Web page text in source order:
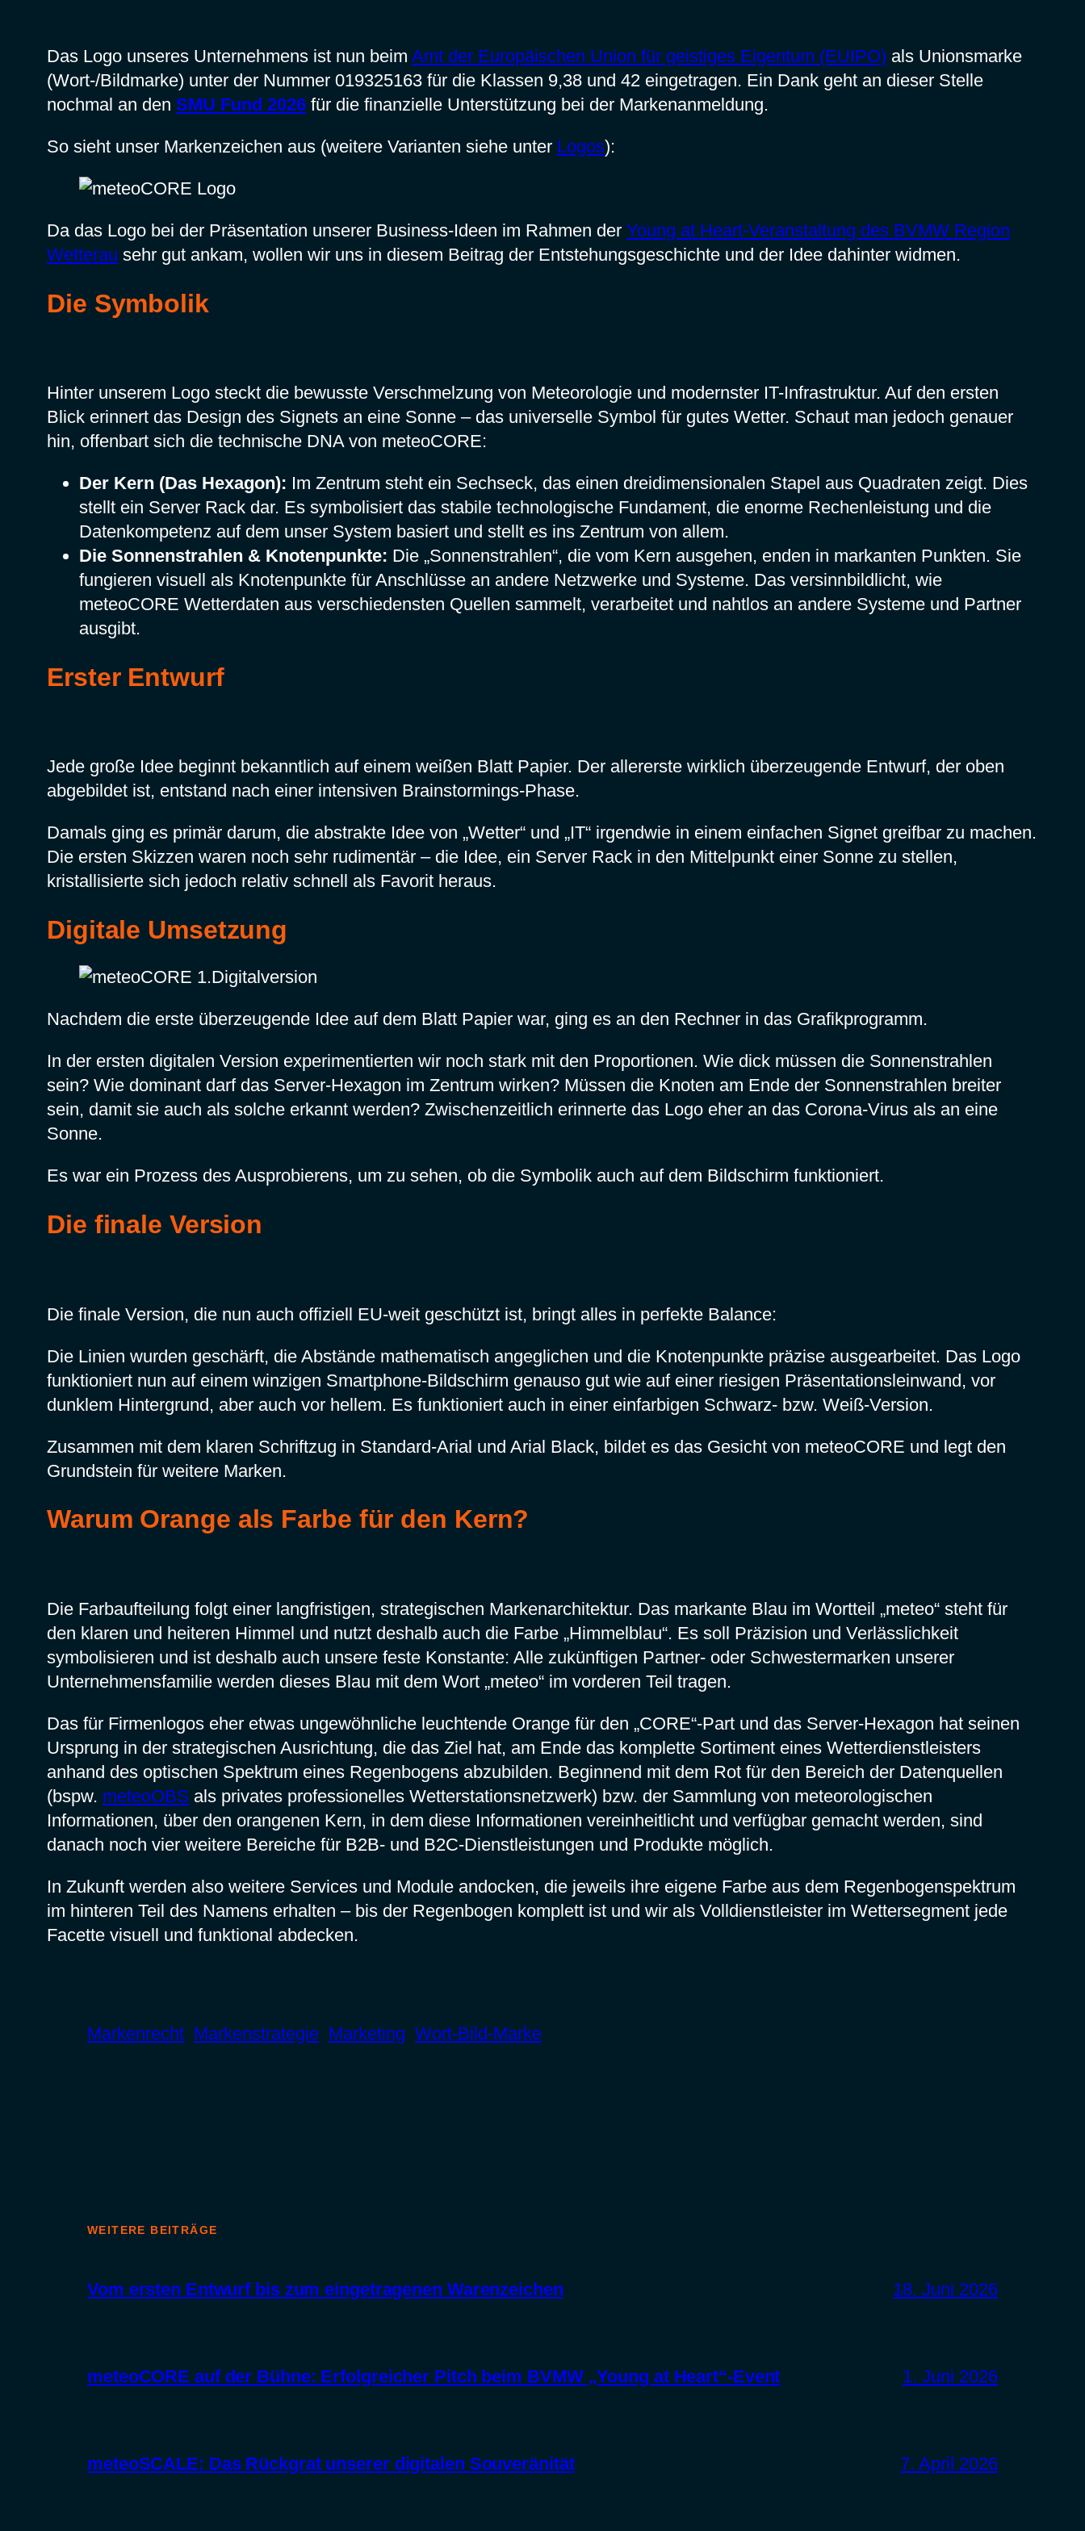
Das Logo unseres Unternehmens ist nun beim Amt der Europäischen Union für geistiges Eigentum (EUIPO) als Unionsmarke
(Wort-/Bildmarke) unter der Nummer 019325163 für die Klassen 9,38 und 42 eingetragen. Ein Dank geht an dieser Stelle
nochmal an den SMU Fund 2026 für die finanzielle Unterstützung bei der Markenanmeldung.
So sieht unser Markenzeichen aus (weitere Varianten siehe unter Logos):
Da das Logo bei der Präsentation unserer Business-Ideen im Rahmen der Young at Heart-Veranstaltung des BVMW Region
Wetterau sehr gut ankam, wollen wir uns in diesem Beitrag der Entstehungsgeschichte und der Idee dahinter widmen.
Die Symbolik
Hinter unserem Logo steckt die bewusste Verschmelzung von Meteorologie und modernster IT-Infrastruktur. Auf den ersten
Blick erinnert das Design des Signets an eine Sonne – das universelle Symbol für gutes Wetter. Schaut man jedoch genauer
hin, offenbart sich die technische DNA von meteoCORE:
Der Kern (Das Hexagon): Im Zentrum steht ein Sechseck, das einen dreidimensionalen Stapel aus Quadraten zeigt. Dies
stellt ein Server Rack dar. Es symbolisiert das stabile technologische Fundament, die enorme Rechenleistung und die
Datenkompetenz auf dem unser System basiert und stellt es ins Zentrum von allem.
Die Sonnenstrahlen & Knotenpunkte: Die „Sonnenstrahlen“, die vom Kern ausgehen, enden in markanten Punkten. Sie
fungieren visuell als Knotenpunkte für Anschlüsse an andere Netzwerke und Systeme. Das versinnbildlicht, wie
meteoCORE Wetterdaten aus verschiedensten Quellen sammelt, verarbeitet und nahtlos an andere Systeme und Partner
ausgibt.
Erster Entwurf
Jede große Idee beginnt bekanntlich auf einem weißen Blatt Papier. Der allererste wirklich überzeugende Entwurf, der oben
abgebildet ist, entstand nach einer intensiven Brainstormings-Phase.
Damals ging es primär darum, die abstrakte Idee von „Wetter“ und „IT“ irgendwie in einem einfachen Signet greifbar zu machen.
Die ersten Skizzen waren noch sehr rudimentär – die Idee, ein Server Rack in den Mittelpunkt einer Sonne zu stellen,
kristallisierte sich jedoch relativ schnell als Favorit heraus.
Digitale Umsetzung
Nachdem die erste überzeugende Idee auf dem Blatt Papier war, ging es an den Rechner in das Grafikprogramm.
In der ersten digitalen Version experimentierten wir noch stark mit den Proportionen. Wie dick müssen die Sonnenstrahlen
sein? Wie dominant darf das Server-Hexagon im Zentrum wirken? Müssen die Knoten am Ende der Sonnenstrahlen breiter
sein, damit sie auch als solche erkannt werden? Zwischenzeitlich erinnerte das Logo eher an das Corona-Virus als an eine
Sonne.
Es war ein Prozess des Ausprobierens, um zu sehen, ob die Symbolik auch auf dem Bildschirm funktioniert.
Die finale Version
Die finale Version, die nun auch offiziell EU-weit geschützt ist, bringt alles in perfekte Balance:
Die Linien wurden geschärft, die Abstände mathematisch angeglichen und die Knotenpunkte präzise ausgearbeitet. Das Logo
funktioniert nun auf einem winzigen Smartphone-Bildschirm genauso gut wie auf einer riesigen Präsentationsleinwand, vor
dunklem Hintergrund, aber auch vor hellem. Es funktioniert auch in einer einfarbigen Schwarz- bzw. Weiß-Version.
Zusammen mit dem klaren Schriftzug in Standard-Arial und Arial Black, bildet es das Gesicht von meteoCORE und legt den
Grundstein für weitere Marken.
Warum Orange als Farbe für den Kern?
Die Farbaufteilung folgt einer langfristigen, strategischen Markenarchitektur. Das markante Blau im Wortteil „meteo“ steht für
den klaren und heiteren Himmel und nutzt deshalb auch die Farbe „Himmelblau“. Es soll Präzision und Verlässlichkeit
symbolisieren und ist deshalb auch unsere feste Konstante: Alle zukünftigen Partner- oder Schwestermarken unserer
Unternehmensfamilie werden dieses Blau mit dem Wort „meteo“ im vorderen Teil tragen.
Das für Firmenlogos eher etwas ungewöhnliche leuchtende Orange für den „CORE“-Part und das Server-Hexagon hat seinen
Ursprung in der strategischen Ausrichtung, die das Ziel hat, am Ende das komplette Sortiment eines Wetterdienstleisters
anhand des optischen Spektrum eines Regenbogens abzubilden. Beginnend mit dem Rot für den Bereich der Datenquellen
(bspw. meteoOBS als privates professionelles Wetterstationsnetzwerk) bzw. der Sammlung von meteorologischen
Informationen, über den orangenen Kern, in dem diese Informationen vereinheitlicht und verfügbar gemacht werden, sind
danach noch vier weitere Bereiche für B2B- und B2C-Dienstleistungen und Produkte möglich.
In Zukunft werden also weitere Services und Module andocken, die jeweils ihre eigene Farbe aus dem Regenbogenspektrum
im hinteren Teil des Namens erhalten – bis der Regenbogen komplett ist und wir als Volldienstleister im Wettersegment jede
Facette visuell und funktional abdecken.
Markenrecht Markenstrategie Marketing Wort-Bild-Marke
WEITERE BEITRÄGE
Vom ersten Entwurf bis zum eingetragenen Warenzeichen 18. Juni 2026
meteoCORE auf der Bühne: Erfolgreicher Pitch beim BVMW „Young at Heart“-Event 1. Juni 2026
meteoSCALE: Das Rückgrat unserer digitalen Souveränität 7. April 2026